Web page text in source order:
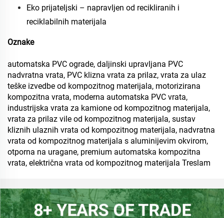
Eko prijateljski – napravljen od recikliranih i
reciklabilnih materijala
Oznake
automatska PVC ograde, daljinski upravljana PVC
nadvratna vrata, PVC klizna vrata za prilaz, vrata za ulaz
teške izvedbe od kompozitnog materijala, motorizirana
kompozitna vrata, moderna automatska PVC vrata,
industrijska vrata za kamione od kompozitnog materijala,
vrata za prilaz vile od kompozitnog materijala, sustav
kliznih ulaznih vrata od kompozitnog materijala, nadvratna
vrata od kompozitnog materijala s aluminijevim okvirom,
otporna na uragane, premium automatska kompozitna
vrata, električna vrata od kompozitnog materijala Treslam